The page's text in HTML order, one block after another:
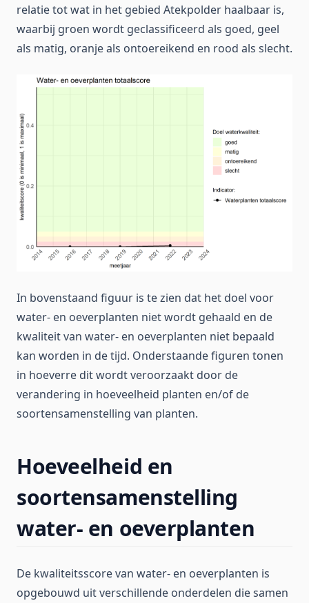
relatie tot wat in het gebied Atekpolder haalbaar is,
waarbij groen wordt geclassificeerd als goed, geel
als matig, oranje als ontoereikend en rood als slecht.
In bovenstaand figuur is te zien dat het doel voor
water- en oeverplanten niet wordt gehaald en de
kwaliteit van water- en oeverplanten niet bepaald
kan worden in de tijd. Onderstaande figuren tonen
in hoeverre dit wordt veroorzaakt door de
verandering in hoeveelheid planten en/of de
soortensamenstelling van planten.
Hoeveelheid en
soortensamenstelling
water- en oeverplanten
De kwaliteitsscore van water- en oeverplanten is
opgebouwd uit verschillende onderdelen die samen